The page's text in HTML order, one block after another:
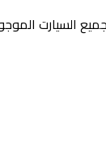
السيارت